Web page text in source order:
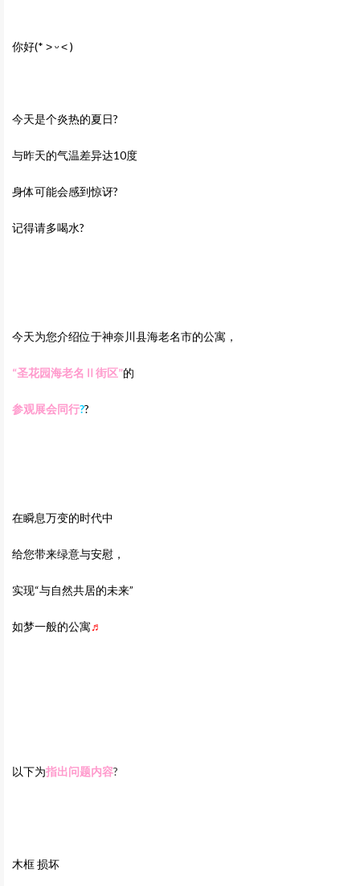
你好(* ˃ ᵕ ˂ )
今天是个炎热的夏日?
与昨天的气温差异达10度
身体可能会感到惊讶?
记得请多喝水?
今天为您介绍位于神奈川县海老名市的公寓，
“圣花园海老名Ⅱ街区”的
参观展会同行??
在瞬息万变的时代中
给您带来绿意与安慰，
实现“与自然共居的未来”
如梦一般的公寓♬
以下为指出问题内容?
木框 损坏